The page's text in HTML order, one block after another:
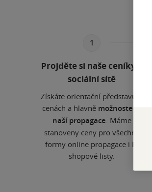
1
Projděte si naše ceníky a
sociální sítě
Získáte orientační představu o
cenách a hlavně možnostech
naší propagace . Máme
stanoveny ceny pro všechny
formy online propagace i E-
shopové listy.